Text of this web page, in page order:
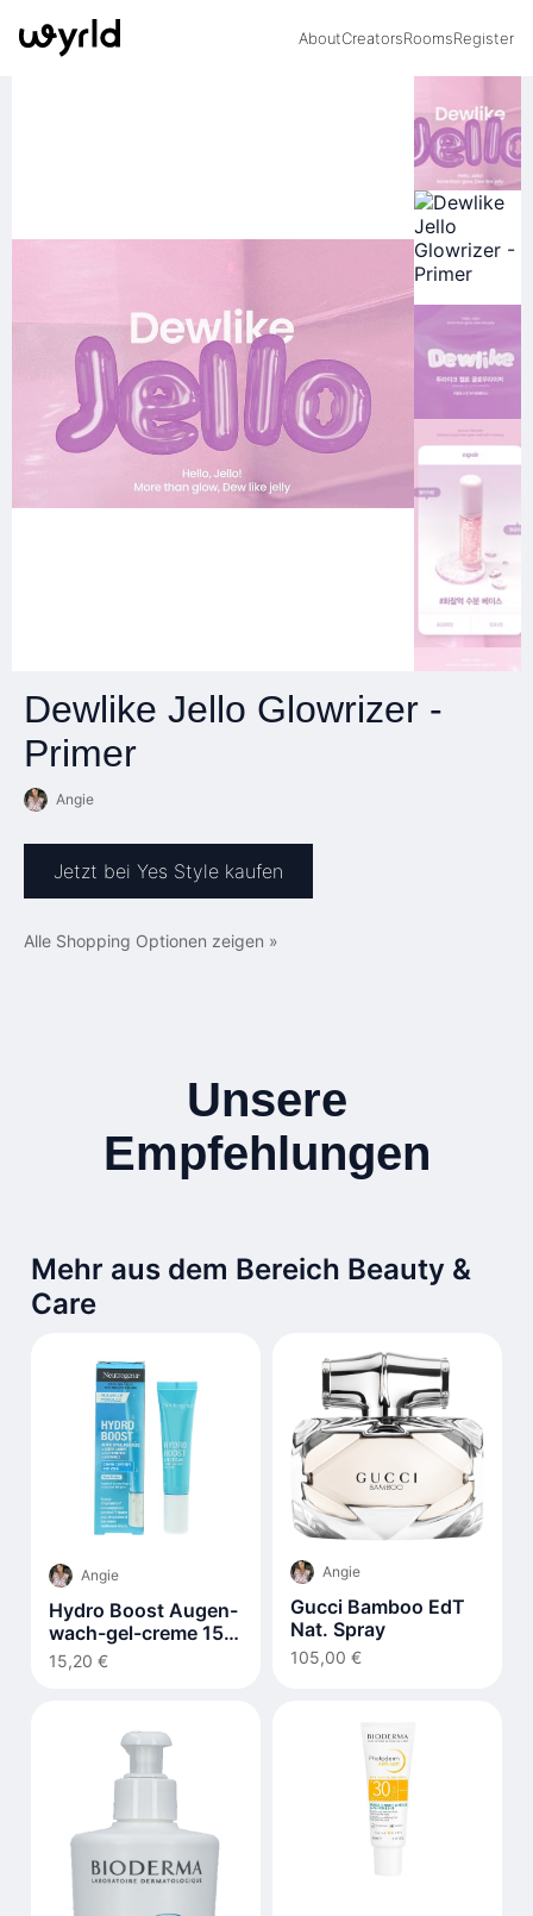
AboutCreatorsRoomsRegister
Dewlike Jello Glowrizer -
Primer
Angie
Jetzt bei Yes Style kaufen
Alle Shopping Optionen zeigen »
Unsere
Empfehlungen
Mehr aus dem Bereich Beauty &
Care
Angie
Hydro Boost Augen-
wach-gel-creme 15
ml
15,20 €
Angie
Gucci Bamboo EdT
Nat. Spray
105,00 €